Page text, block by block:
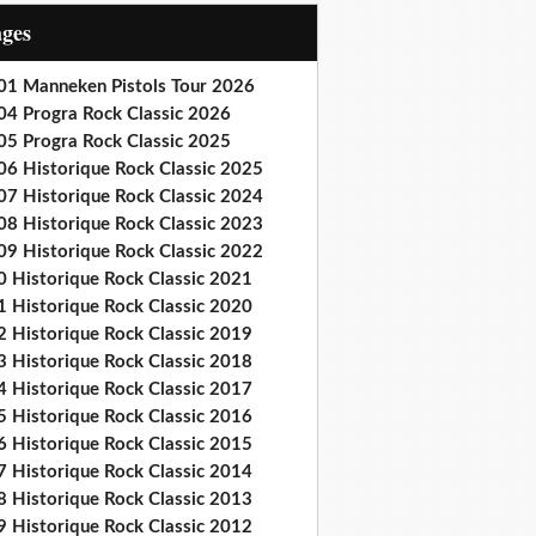
Manneken Pistols Tour 2026
Progra Rock Classic 2026
Progra Rock Classic 2025
Historique Rock Classic 2025
Historique Rock Classic 2024
Historique Rock Classic 2023
Historique Rock Classic 2022
Historique Rock Classic 2021
Historique Rock Classic 2020
Historique Rock Classic 2019
Historique Rock Classic 2018
Historique Rock Classic 2017
Historique Rock Classic 2016
Historique Rock Classic 2015
Historique Rock Classic 2014
Historique Rock Classic 2013
Historique Rock Classic 2012